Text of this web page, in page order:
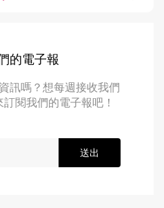
的電子報
訊嗎？想每週接收我們
閱我們的電子報吧！
送出